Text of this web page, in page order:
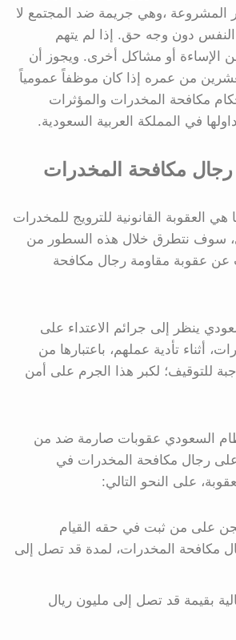
المشروعة ،وهي جريمة ضد المجتمع لا
النفس دون وجه حق. إذا لم يتهم
الإساءة أو مشاكل أخرى. ويجوز أن
من عمره إذا كان موظفاً عمومياً
مكافحة المخدرات والمؤثرات
في المملكة العربية السعودية.
رجال مكافحة المخدرات
هي العقوبة القانونية للترويج للمخدرات
سوف نتطرق خلال هذه السطور من
عن عقوبة مقاومة رجال مكافحة
ينظر إلى جرائم الاعتداء على
أثناء تأدية عملهم، باعتبارها من
للتوقيف؛ لكبر هذا الجرم على أمن
السعودي عقوبات صارمة ضد من
على رجال مكافحة المخدرات في
على النحو التالي:
على من ثبت في حقه القيام
مكافحة المخدرات، لمدة قد تصل إلى
بقيمة قد تصل إلى مليون ريال